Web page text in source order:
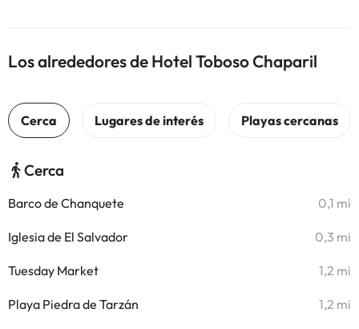
Los alrededores de Hotel Toboso Chaparil
Cerca
Barco de Chanquete 0,1 mi
Iglesia de El Salvador 0,3 mi
Tuesday Market 1,2 mi
Playa Piedra de Tarzán 1,2 mi